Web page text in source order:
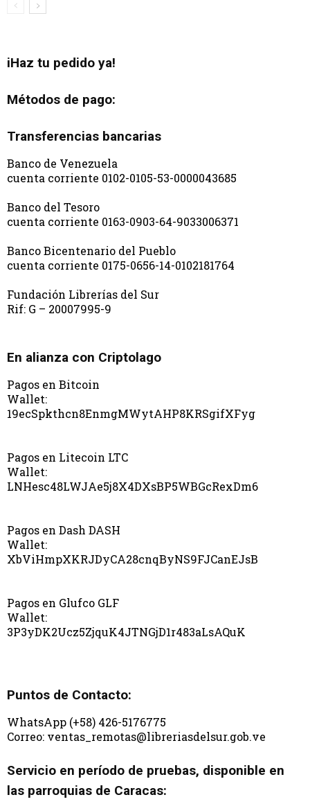
iHaz tu pedido ya!
Métodos de pago:
Transferencias bancarias
Banco de Venezuela
cuenta corriente 0102-0105-53-0000043685
Banco del Tesoro
cuenta corriente 0163-0903-64-9033006371
Banco Bicentenario del Pueblo
cuenta corriente 0175-0656-14-0102181764
Fundación Librerías del Sur
Rif: G – 20007995-9
En alianza con Criptolago
Pagos en Bitcoin
Wallet:
19ecSpkthcn8EnmgMWytAHP8KRSgifXFyg
Pagos en Litecoin LTC
Wallet:
LNHesc48LWJAe5j8X4DXsBP5WBGcRexDm6
Pagos en Dash DASH
Wallet:
XbViHmpXKRJDyCA28cnqByNS9FJCanEJsB
Pagos en Glufco GLF
Wallet:
3P3yDK2Ucz5ZjquK4JTNGjD1r483aLsAQuK
Puntos de Contacto:
WhatsApp (+58) 426-5176775
Correo: ventas_remotas@libreriasdelsur.gob.ve
Servicio en período de pruebas, disponible en
las parroquias de Caracas: